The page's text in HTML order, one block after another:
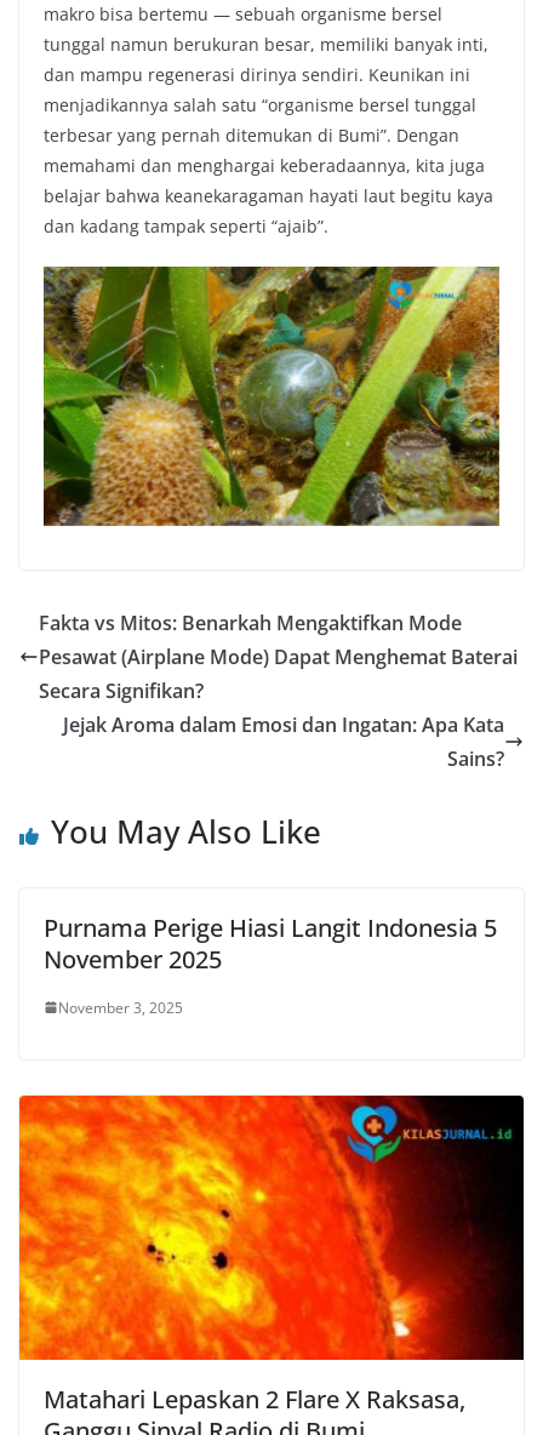
makro bisa bertemu — sebuah organisme bersel
tunggal namun berukuran besar, memiliki banyak inti,
dan mampu regenerasi dirinya sendiri. Keunikan ini
menjadikannya salah satu “organisme bersel tunggal
terbesar yang pernah ditemukan di Bumi”. Dengan
memahami dan menghargai keberadaannya, kita juga
belajar bahwa keanekaragaman hayati laut begitu kaya
dan kadang tampak seperti “ajaib”.
Fakta vs Mitos: Benarkah Mengaktifkan Mode
Pesawat (Airplane Mode) Dapat Menghemat Baterai
Secara Signifikan?
Jejak Aroma dalam Emosi dan Ingatan: Apa Kata
Sains?
You May Also Like
Purnama Perige Hiasi Langit Indonesia 5
November 2025
November 3, 2025
Matahari Lepaskan 2 Flare X Raksasa,